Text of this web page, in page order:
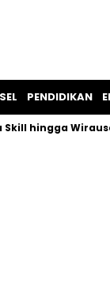
PENDIDIKAN
hingga Wirausaha